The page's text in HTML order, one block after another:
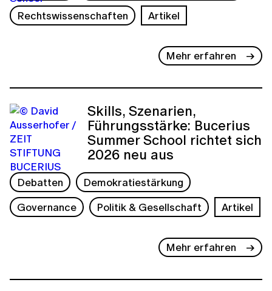
Rechtswissenschaften
Artikel
Mehr erfahren
Skills, Szenarien,
Führungsstärke: Bucerius
Summer School richtet sich
2026 neu aus
Debatten
Demokratiestärkung
Governance
Politik & Gesellschaft Artikel
Mehr erfahren